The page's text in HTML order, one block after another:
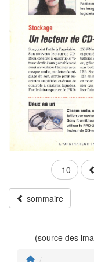
-10
sommaire
(source des